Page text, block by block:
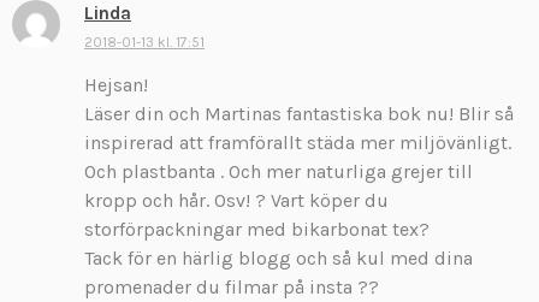
Linda
k
i
v
e
r
:
2018-01-13 kl. 17:51
Hejsan!
Läser din och Martinas fantastiska bok nu! Blir så
inspirerad att framförallt städa mer miljövänligt.
Och plastbanta . Och mer naturliga grejer till
kropp och hår. Osv! ? Vart köper du
storförpackningar med bikarbonat tex?
Tack för en härlig blogg och så kul med dina
promenader du filmar på insta ??